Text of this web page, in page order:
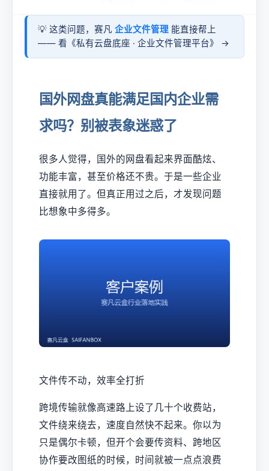
💡 这类问题，赛凡 企业文件管理 能直接帮上
—— 看《私有云盘底座 · 企业文件管理平台》 →
国外网盘真能满足国内企业需
求吗？别被表象迷惑了
很多人觉得，国外的网盘看起来界面酷炫、
功能丰富，甚至价格还不贵。于是一些企业
直接就用了。但真正用过之后，才发现问题
比想象中多得多。
文件传不动，效率全打折
跨境传输就像高速路上设了几十个收费站，
文件绕来绕去，速度自然快不起来。你以为
只是偶尔卡顿，但开个会要传资料、跨地区
协作要改图纸的时候，时间就被一点点浪费